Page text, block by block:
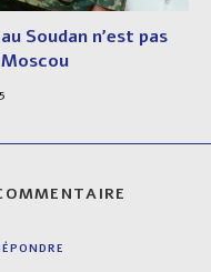
Soudan n’est pas